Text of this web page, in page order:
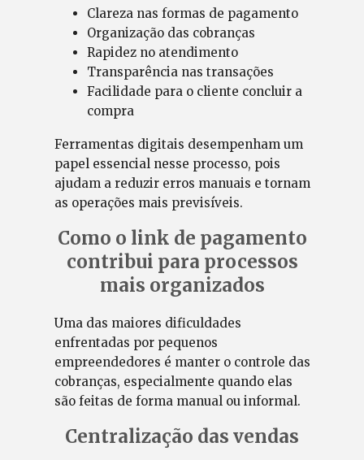
Clareza nas formas de pagamento
Organização das cobranças
Rapidez no atendimento
Transparência nas transações
Facilidade para o cliente concluir a
compra
Ferramentas digitais desempenham um
papel essencial nesse processo, pois
ajudam a reduzir erros manuais e tornam
as operações mais previsíveis.
Como o link de pagamento
contribui para processos
mais organizados
Uma das maiores dificuldades
enfrentadas por pequenos
empreendedores é manter o controle das
cobranças, especialmente quando elas
são feitas de forma manual ou informal.
Centralização das vendas